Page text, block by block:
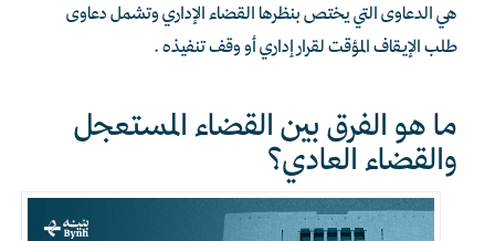
هي الدعاوى التي يختص بنظرها القضاء الإداري وتشمل دعاوى
طلب الإيقاف المؤقت لقرار إداري أو وقف تنفيذه .
ما هو الفرق بين القضاء المستعجل
والقضاء العادي؟